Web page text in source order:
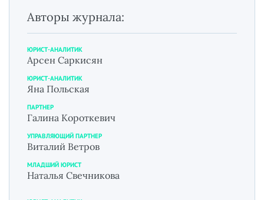
Авторы журнала:
ЮРИСТ-АНАЛИТИК
Арсен Саркисян
ЮРИСТ-АНАЛИТИК
Яна Польская
ПАРТНЕР
Галина Короткевич
УПРАВЛЯЮЩИЙ ПАРТНЕР
Виталий Ветров
МЛАДШИЙ ЮРИСТ
Наталья Свечникова